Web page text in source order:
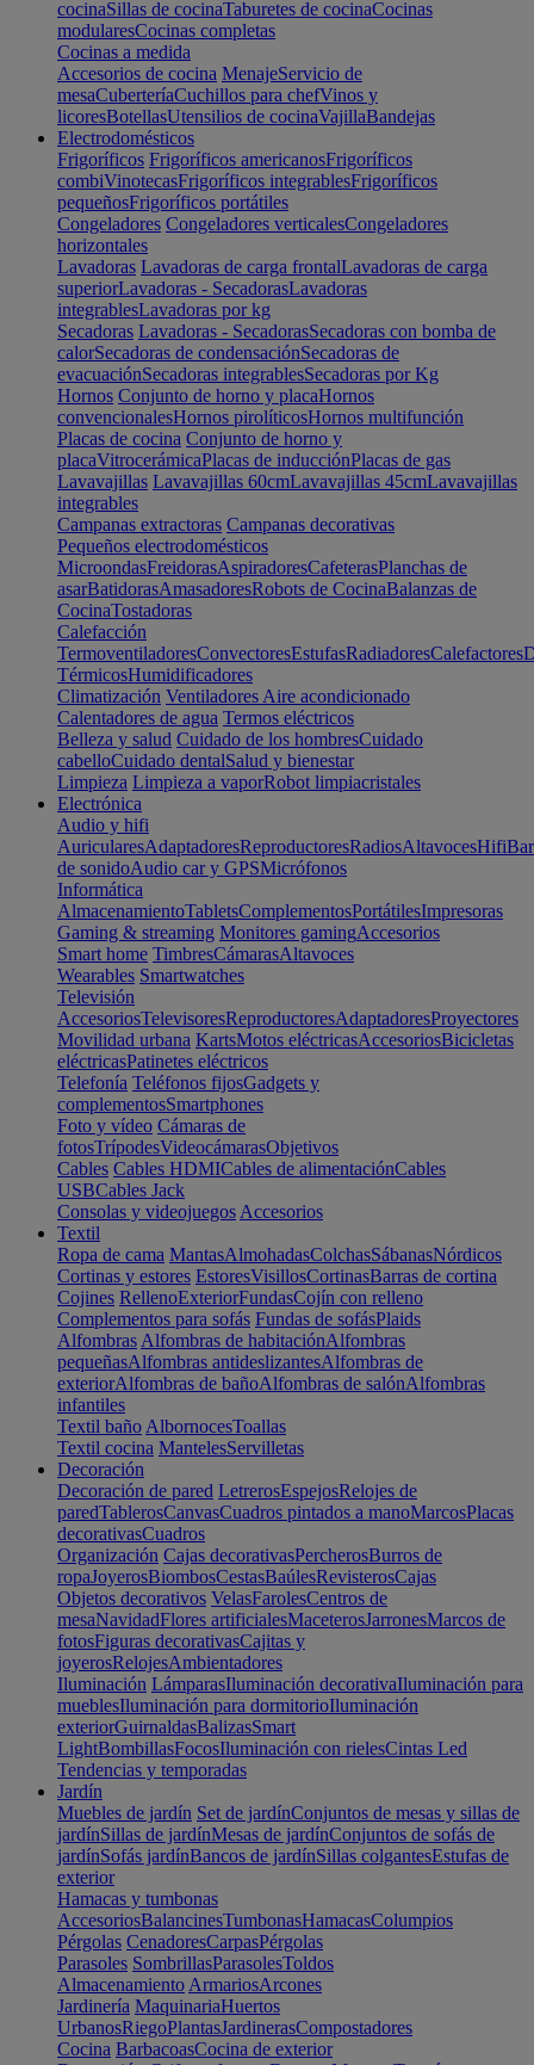
cocinaSillas de cocinaTaburetes de cocinaCocinas
modularesCocinas completas
Cocinas a medida
Accesorios de cocina MenajeServicio de
mesaCuberteríaCuchillos para chefVinos y
licoresBotellasUtensilios de cocinaVajillaBandejas
Electrodomésticos
Frigoríficos Frigoríficos americanosFrigoríficos
combiVinotecasFrigoríficos integrablesFrigoríficos
pequeñosFrigoríficos portátiles
Congeladores Congeladores verticalesCongeladores
horizontales
Lavadoras Lavadoras de carga frontalLavadoras de carga
superiorLavadoras - SecadorasLavadoras
integrablesLavadoras por kg
Secadoras Lavadoras - SecadorasSecadoras con bomba de
calorSecadoras de condensaciónSecadoras de
evacuaciónSecadoras integrablesSecadoras por Kg
Hornos Conjunto de horno y placaHornos
convencionalesHornos pirolíticosHornos multifunción
Placas de cocina Conjunto de horno y
placaVitrocerámicaPlacas de inducciónPlacas de gas
Lavavajillas Lavavajillas 60cmLavavajillas 45cmLavavajillas
integrables
Campanas extractoras Campanas decorativas
Pequeños electrodomésticos
MicroondasFreidorasAspiradoresCafeterasPlanchas de
asarBatidorasAmasadoresRobots de CocinaBalanzas de
CocinaTostadoras
Calefacción
TermoventiladoresConvectoresEstufasRadiadoresCalefactores
TérmicosHumidificadores
Climatización Ventiladores Aire acondicionado
Calentadores de agua Termos eléctricos
Belleza y salud Cuidado de los hombresCuidado
cabelloCuidado dentalSalud y bienestar
Limpieza Limpieza a vaporRobot limpiacristales
Electrónica
Audio y hifi
AuricularesAdaptadoresReproductoresRadiosAltavocesHifi
de sonidoAudio car y GPSMicrófonos
Informática
AlmacenamientoTabletsComplementosPortátilesImpresoras
Gaming & streaming Monitores gamingAccesorios
Smart home TimbresCámarasAltavoces
Wearables Smartwatches
Televisión
AccesoriosTelevisoresReproductoresAdaptadoresProyectores
Movilidad urbana KartsMotos eléctricasAccesoriosBicicletas
eléctricasPatinetes eléctricos
Telefonía Teléfonos fijosGadgets y
complementosSmartphones
Foto y vídeo Cámaras de
fotosTrípodesVideocámarasObjetivos
Cables Cables HDMICables de alimentaciónCables
USBCables Jack
Consolas y videojuegos Accesorios
Textil
Ropa de cama MantasAlmohadasColchasSábanasNórdicos
Cortinas y estores EstoresVisillosCortinasBarras de cortina
Cojines RellenoExteriorFundasCojín con relleno
Complementos para sofás Fundas de sofásPlaids
Alfombras Alfombras de habitaciónAlfombras
pequeñasAlfombras antideslizantesAlfombras de
exteriorAlfombras de bañoAlfombras de salónAlfombras
infantiles
Textil baño AlbornocesToallas
Textil cocina MantelesServilletas
Decoración
Decoración de pared LetrerosEspejosRelojes de
paredTablerosCanvasCuadros pintados a manoMarcosPlacas
decorativasCuadros
Organización Cajas decorativasPercherosBurros de
ropaJoyerosBiombosCestasBaúlesRevisterosCajas
Objetos decorativos VelasFarolesCentros de
mesaNavidadFlores artificialesMaceterosJarronesMarcos de
fotosFiguras decorativasCajitas y
joyerosRelojesAmbientadores
Iluminación LámparasIluminación decorativaIluminación para
mueblesIluminación para dormitorioIluminación
exteriorGuirnaldasBalizasSmart
LightBombillasFocosIluminación con rielesCintas Led
Tendencias y temporadas
Jardín
Muebles de jardín Set de jardínConjuntos de mesas y sillas de
jardínSillas de jardínMesas de jardínConjuntos de sofás de
jardínSofás jardínBancos de jardínSillas colgantesEstufas de
exterior
Hamacas y tumbonas
AccesoriosBalancinesTumbonasHamacasColumpios
Pérgolas CenadoresCarpasPérgolas
Parasoles SombrillasParasolesToldos
Almacenamiento ArmariosArcones
Jardinería MaquinariaHuertos
UrbanosRiegoPlantasJardinerasCompostadores
Cocina BarbacoasCocina de exterior